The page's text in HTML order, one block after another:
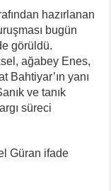
hazırlanan
bugün
görüldü.
ağabey Enes,
Bahtiyar’ın yanı
ve tanık
süreci
Güran ifade